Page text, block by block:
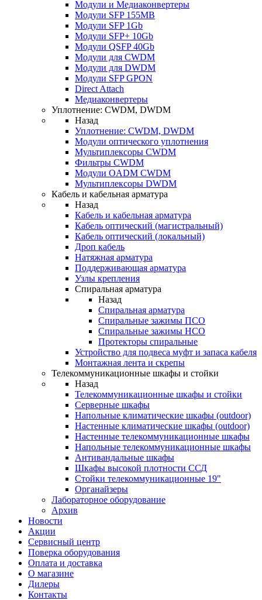
Модули и Медиаконвертеры
Модули SFP 155MB
Модули SFP 1Gb
Модули SFP+ 10Gb
Модули QSFP 40Gb
Модули для CWDM
Модули для DWDM
Модули SFP GPON
Direct Attach
Медиаконвертеры
Уплотнение: CWDM, DWDM
Назад
Уплотнение: CWDM, DWDM
Модули оптического уплотнения
Мультиплексоры CWDM
Фильтры CWDM
Модули OADM CWDM
Мультиплексоры DWDM
Кабель и кабельная арматура
Назад
Кабель и кабельная арматура
Кабель оптический (магистральный)
Кабель оптический (локальный)
Дроп кабель
Натяжная арматура
Поддерживающая арматура
Узлы крепления
Спиральная арматура
Назад
Спиральная арматура
Спиральные зажимы ПСО
Спиральные зажимы НСО
Протекторы спиральные
Устройство для подвеса муфт и запаса кабеля
Монтажная лента и скрепы
Телекоммуникационные шкафы и стойки
Назад
Телекоммуникационные шкафы и стойки
Серверные шкафы
Напольные климатические шкафы (outdoor)
Настенные климатические шкафы (outdoor)
Настенные телекоммуникационные шкафы
Напольные телекоммуникационные шкафы
Антивандальные шкафы
Шкафы высокой плотности ССД
Стойки телекоммуникационные 19"
Органайзеры
Лабораторное оборудование
Архив
Новости
Акции
Сервисный центр
Поверка оборудования
Оплата и доставка
О магазине
Дилеры
Контакты